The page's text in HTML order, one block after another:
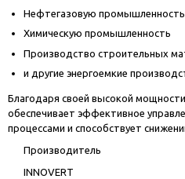
Нефтегазовую промышленность
Химическую промышленность
Производство строительных
и другие энергоемкие
Благодаря своей высокой
обеспечивает эффективное
процессами и способствует
Производитель
INNOVERT